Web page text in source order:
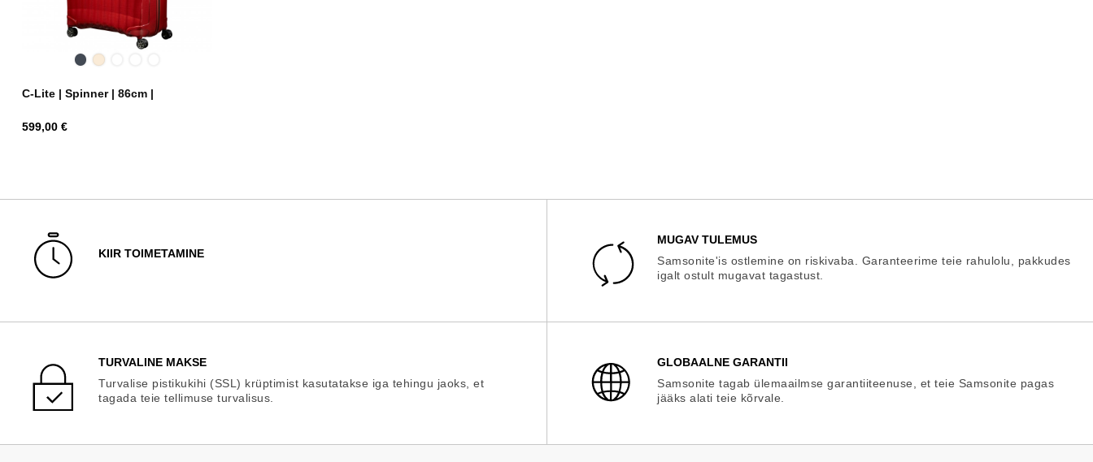
BlackOff
C-Lite | Spinner | 86cm |
Hind
599,00 €
KIIR TOIMETAMINE
MUGAV TULEMUS
Samsonite'is ostlemine on riskivaba. Garanteerime teie rahulolu, pakkudes
igalt ostult mugavat tagastust.
TURVALINE MAKSE
Turvalise pistikukihi (SSL) krüptimist kasutatakse iga tehingu jaoks, et
tagada teie tellimuse turvalisus.
GLOBAALNE GARANTII
Samsonite tagab ülemaailmse garantiiteenuse, et teie Samsonite pagas
jääks alati teie kõrvale.